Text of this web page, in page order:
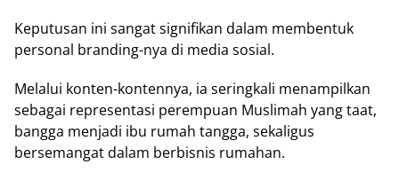
Keputusan ini sangat signifikan dalam membentuk
personal branding-nya di media sosial.
Melalui konten-kontennya, ia seringkali menampilkan
sebagai representasi perempuan Muslimah yang taat,
bangga menjadi ibu rumah tangga, sekaligus
bersemangat dalam berbisnis rumahan.